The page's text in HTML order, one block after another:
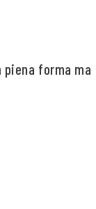
forma ma